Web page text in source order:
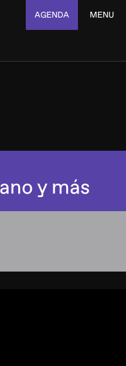
AGENDA MENU
y más